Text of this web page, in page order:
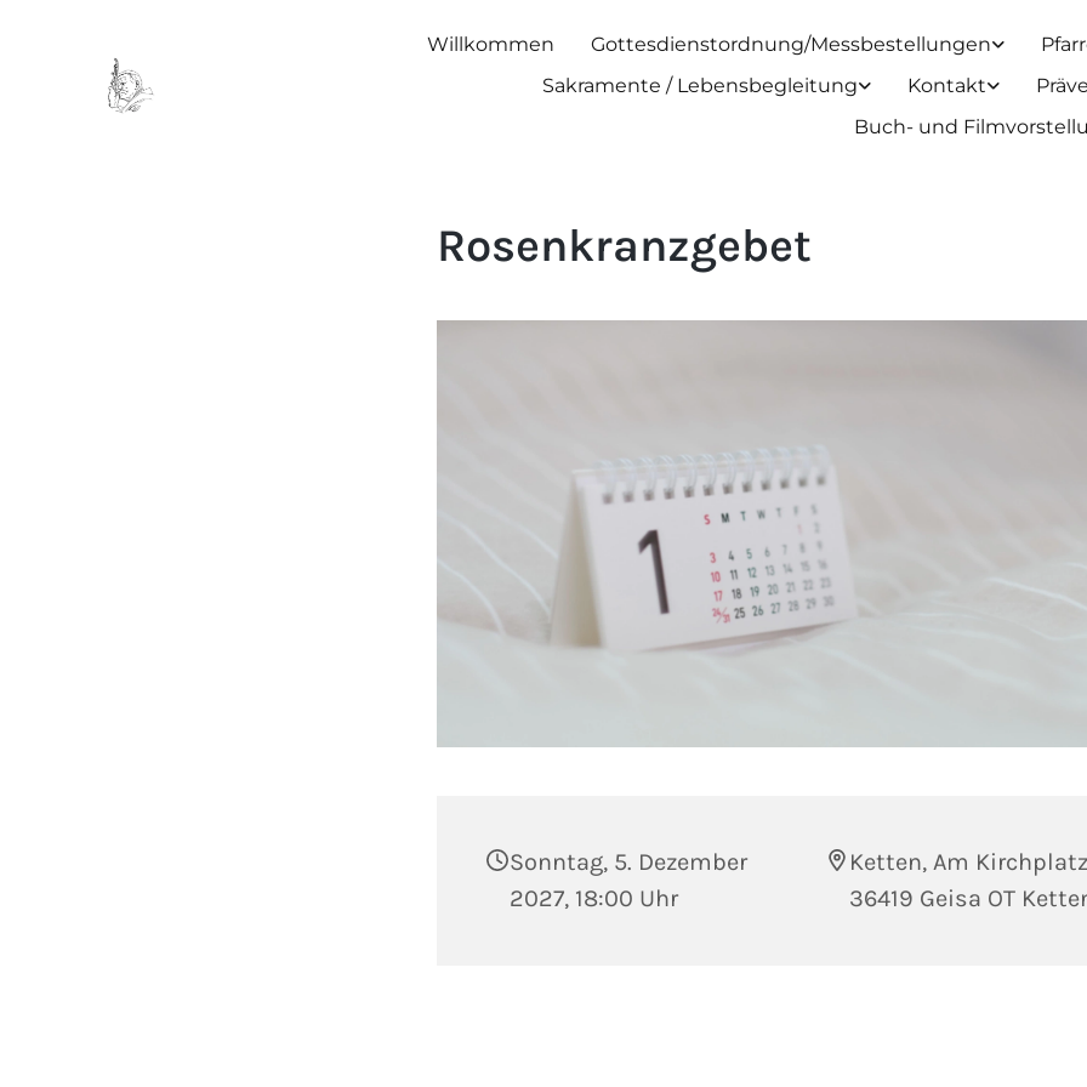
Willkommen Gottesdienstordnung/Messbestellungen
Sakramente / Lebensbegleitung
Kontakt
Buch- und
Rosenkranzgebet
Sonntag, 5. Dezember
2027, 18:00 Uhr
Ketten, Am
36419 Geisa OT